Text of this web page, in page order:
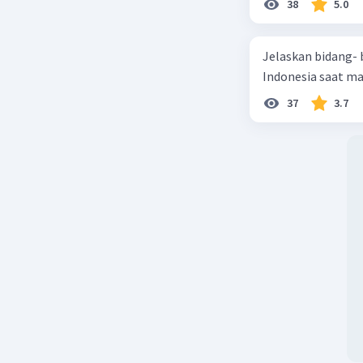
Beri
38 5.0
Jelaskan bidang-
Indonesia saat
37 3.7